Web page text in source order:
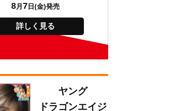
8月 7日(金)発売
詳しく見る
ヤング
ドラゴンエイジ